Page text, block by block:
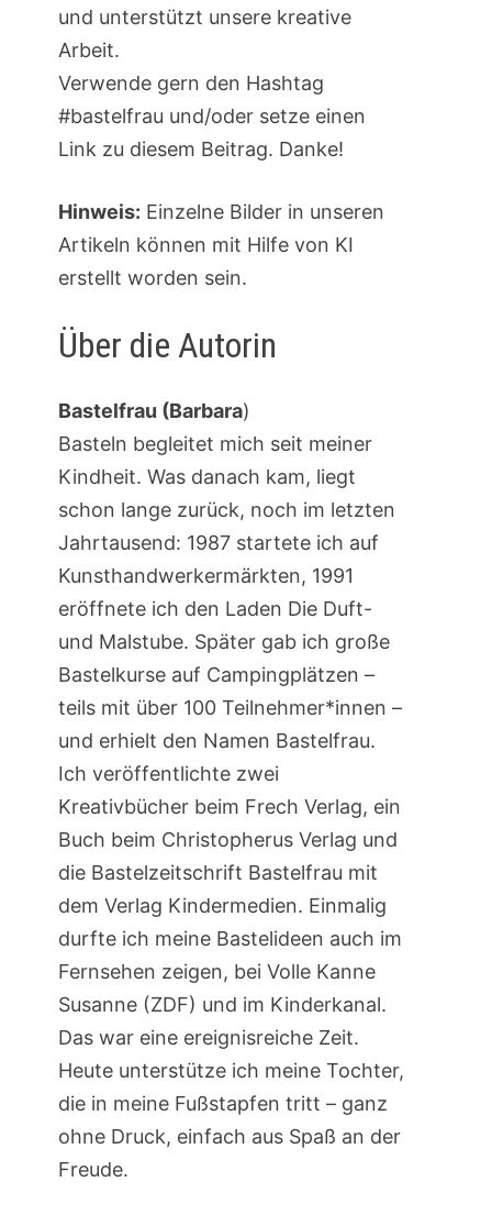
und unterstützt unsere kreative
Arbeit.
Verwende gern den Hashtag
#bastelfrau und/oder setze einen
Link zu diesem Beitrag. Danke!
Hinweis: Einzelne Bilder in unseren
Artikeln können mit Hilfe von KI
erstellt worden sein.
Über die Autorin
Bastelfrau (Barbara)
Basteln begleitet mich seit meiner
Kindheit. Was danach kam, liegt
schon lange zurück, noch im letzten
Jahrtausend: 1987 startete ich auf
Kunsthandwerkermärkten, 1991
eröffnete ich den Laden Die Duft-
und Malstube. Später gab ich große
Bastelkurse auf Campingplätzen –
teils mit über 100 Teilnehmer*innen –
und erhielt den Namen Bastelfrau.
Ich veröffentlichte zwei
Kreativbücher beim Frech Verlag, ein
Buch beim Christopherus Verlag und
die Bastelzeitschrift Bastelfrau mit
dem Verlag Kindermedien. Einmalig
durfte ich meine Bastelideen auch im
Fernsehen zeigen, bei Volle Kanne
Susanne (ZDF) und im Kinderkanal.
Das war eine ereignisreiche Zeit.
Heute unterstütze ich meine Tochter,
die in meine Fußstapfen tritt – ganz
ohne Druck, einfach aus Spaß an der
Freude.